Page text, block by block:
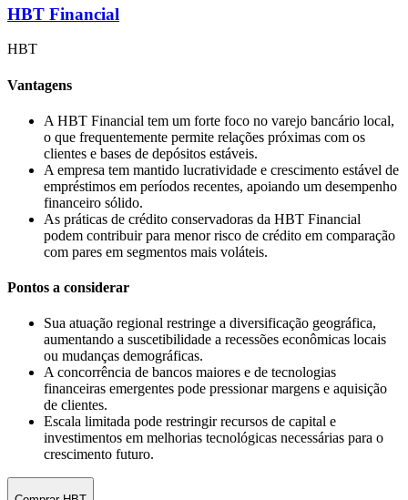
HBT Financial
HBT
Vantagens
A HBT Financial tem um forte foco no varejo bancário local,
o que frequentemente permite relações próximas com os
clientes e bases de depósitos estáveis.
A empresa tem mantido lucratividade e crescimento estável de
empréstimos em períodos recentes, apoiando um desempenho
financeiro sólido.
As práticas de crédito conservadoras da HBT Financial
podem contribuir para menor risco de crédito em comparação
com pares em segmentos mais voláteis.
Pontos a considerar
Sua atuação regional restringe a diversificação geográfica,
aumentando a suscetibilidade a recessões econômicas locais
ou mudanças demográficas.
A concorrência de bancos maiores e de tecnologias
financeiras emergentes pode pressionar margens e aquisição
de clientes.
Escala limitada pode restringir recursos de capital e
investimentos em melhorias tecnológicas necessárias para o
crescimento futuro.